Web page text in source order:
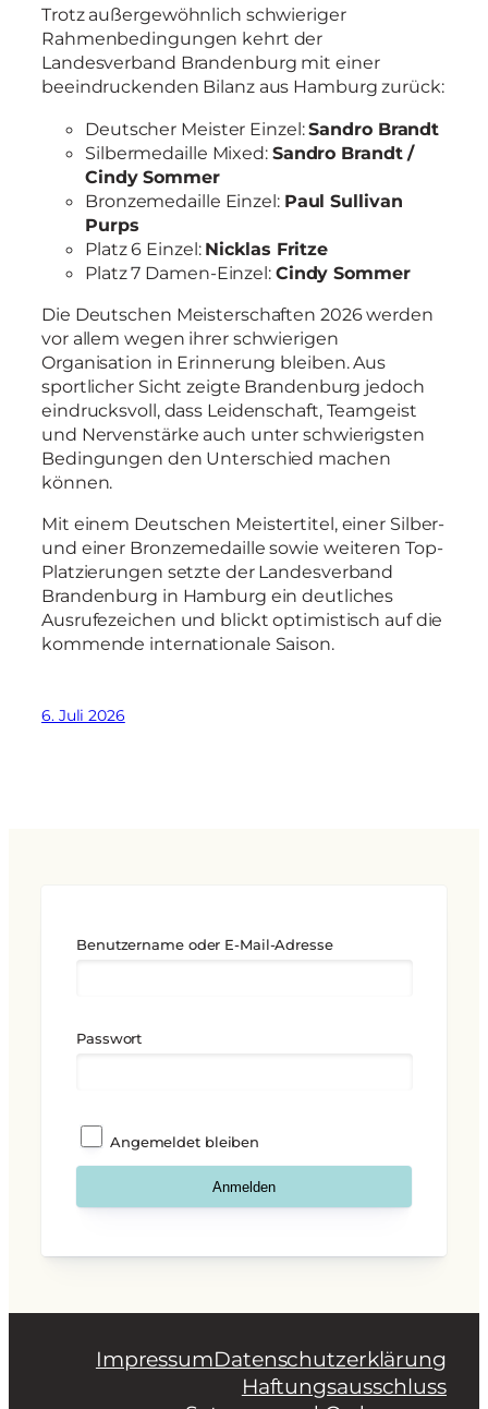
Trotz außergewöhnlich schwieriger
Rahmenbedingungen kehrt der
Landesverband Brandenburg mit einer
beeindruckenden Bilanz aus Hamburg zurück:
Deutscher Meister Einzel:Sandro Brandt
Silbermedaille Mixed: Sandro Brandt /
Cindy Sommer
Bronzemedaille Einzel: Paul Sullivan
Purps
Platz 6 Einzel: Nicklas Fritze
Platz 7 Damen-Einzel: Cindy Sommer
Die Deutschen Meisterschaften 2026 werden
vor allem wegen ihrer schwierigen
Organisation in Erinnerung bleiben. Aus
sportlicher Sicht zeigte Brandenburg jedoch
eindrucksvoll, dass Leidenschaft, Teamgeist
und Nervenstärke auch unter schwierigsten
Bedingungen den Unterschied machen
können.
Mit einem Deutschen Meistertitel, einer Silber-
und einer Bronzemedaille sowie weiteren Top-
Platzierungen setzte der Landesverband
Brandenburg in Hamburg ein deutliches
Ausrufezeichen und blickt optimistisch auf die
kommende internationale Saison.
6. Juli 2026
Benutzername oder E-Mail-Adresse
Passwort
Angemeldet bleiben
ImpressumDatenschutzerklärung
Haftungsausschluss